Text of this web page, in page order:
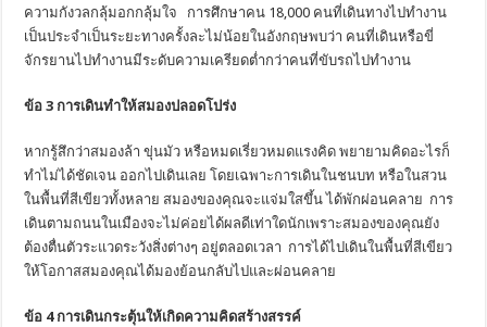
ความกังวลกลุ้มอกกลุ้มใจ การศึกษาคน 18,000 คนที่เดินทางไปทำงาน
เป็นประจำเป็นระยะทางครั้งละไม่น้อยในอังกฤษพบว่า คนที่เดินหรือขี่
จักรยานไปทำงานมีระดับความเครียดต่ำกว่าคนที่ขับรถไปทำงาน
ข้อ3 การเดินทำให้สมองปลอดโปร่ง
หากรู้สึกว่าสมองล้า ขุ่นมัว หรือหมดเรี่ยวหมดแรงคิด พยายามคิดอะไรก็
ทำไม่ได้ชัดเจน ออกไปเดินเลย โดยเฉพาะการเดินในชนบท หรือในสวน
ในพื้นที่สีเขียวทั้งหลาย สมองของคุณจะแจ่มใสขึ้น ได้พักผ่อนคลาย การ
เดินตามถนนในเมืองจะไม่ค่อยได้ผลดีเท่าใดนักเพราะสมองของคุณยัง
ต้องตื่นตัวระแวดระวังสิ่งต่างๆ อยู่ตลอดเวลา การได้ไปเดินในพื้นที่สีเขียว
ให้โอกาสสมองคุณได้มองย้อนกลับไปและผ่อนคลาย
ข้อ 4 การเดินกระตุ้นให้เกิดความคิดสร้างสรรค์